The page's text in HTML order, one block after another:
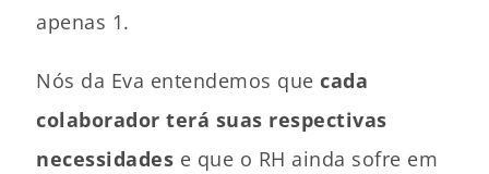
apenas 1.
Nós da Eva entendemos que cada
colaborador terá suas respectivas
necessidades e que o RH ainda sofre em